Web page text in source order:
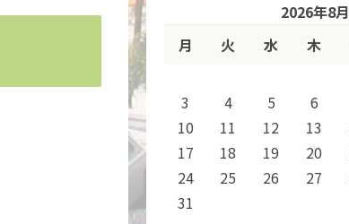
2026年8月
月
火 水 木
3
4 5 6
10
11 12 13
17
18 19 20
24
25 26 27
31